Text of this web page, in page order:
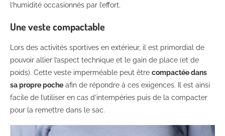
l’humidité occasionnés par l’effort.
Une veste compactable
Lors des activités sportives en extérieur, il est primordial de
pouvoir allier l’aspect technique et le gain de place (et de
poids). Cette veste imperméable peut être compactée dans
sa propre poche afin de répondre à ces exigences. Il est ainsi
facile de l’utiliser en cas d’intempéries puis de la compacter
pour la remettre dans le sac.